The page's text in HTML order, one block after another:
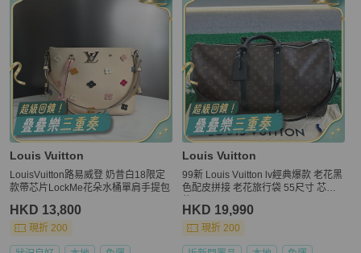
Louis Vuitton
LouisVuitton路易威登 奶昔白18限定
款帶芯片LockMe花朵水桶單肩手提包
HKD 13,800
現折 200
Louis Vuitton
99新 Louis Vuitton lv經典爆款 老花黑
色配皮拼接 老花旅行袋 55尺寸 芯片
HKD 19,990
現折 200